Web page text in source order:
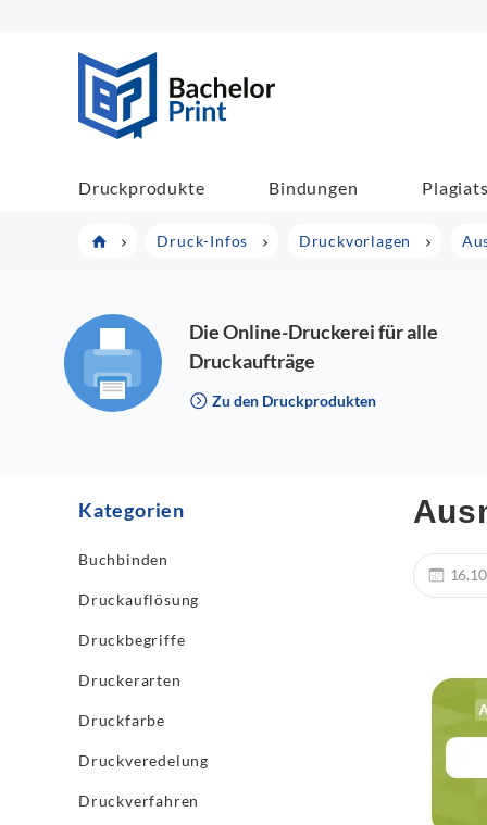
Druckprodukte Bindungen
Druck-Infos Druckvorlagen
Die Online-Druckerei für alle
Druckaufträge
Zu den Druckprodukten
Kategorien
Buchbinden
Druckauflösung
Druckbegriffe
Druckerarten
Druckfarbe
Druckveredelung
Druckverfahren